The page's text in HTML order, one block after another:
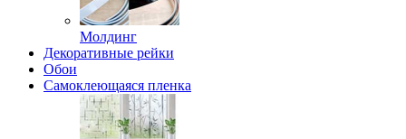
Молдинг
Декоративные рейки
Обои
Самоклеющаяся пленка